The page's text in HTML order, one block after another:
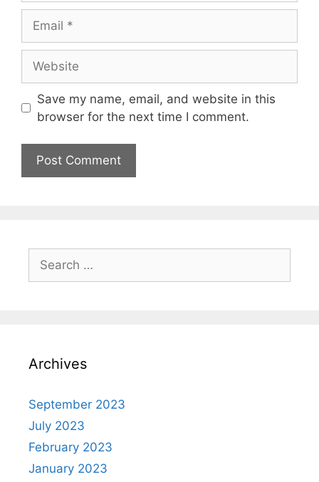
Save my name, email, and website in this
browser for the next time I comment.
Archives
September 2023
July 2023
February 2023
January 2023